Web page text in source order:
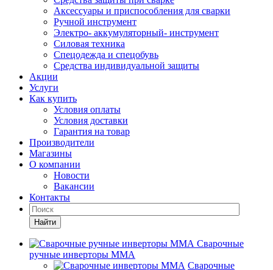
Аксессуары и приспособления для сварки
Ручной инструмент
Электро- аккумуляторный- инструмент
Силовая техника
Спецодежда и спецобувь
Средства индивидуальной защиты
Акции
Услуги
Как купить
Условия оплаты
Условия доставки
Гарантия на товар
Производители
Магазины
О компании
Новости
Вакансии
Контакты
Найти
Сварочные
ручные инверторы MMA
Сварочные